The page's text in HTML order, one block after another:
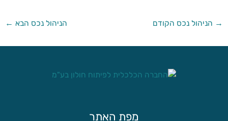
→ הניהול נכס הקודם הניהול נכס הבא ←
מפת האתר